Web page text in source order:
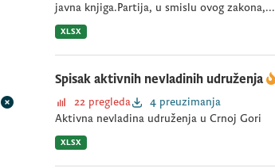
javna knjiga.Partija, u smislu ovog zakona,...
XLSX
Spisak aktivnih nevladinih udruženja
22 pregleda
4 preuzimanja
Aktivna nevladina udruženja u Crnoj Gori
XLSX